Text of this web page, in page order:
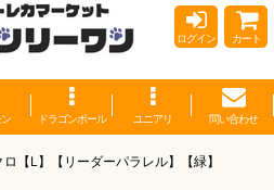
ログイン カート
ドラゴンボール ユニアリ 問い合わせ
ロ【L】【リーダーパラレル】【緑】